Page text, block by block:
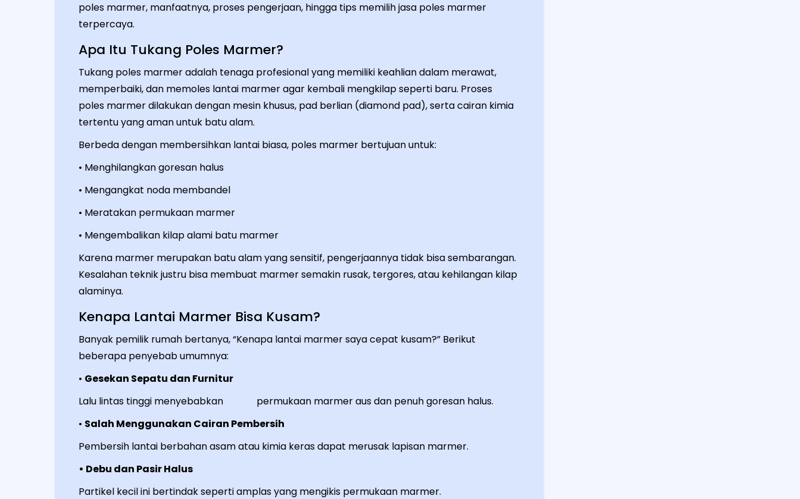
poles marmer, manfaatnya, proses pengerjaan, hingga tips memilih jasa poles marmer
terpercaya.
Apa Itu Tukang Poles Marmer?
Tukang poles marmer adalah tenaga profesional yang memiliki keahlian dalam merawat,
memperbaiki, dan memoles lantai marmer agar kembali mengkilap seperti baru. Proses
poles marmer dilakukan dengan mesin khusus, pad berlian (diamond pad), serta cairan kimia
tertentu yang aman untuk batu alam.
Berbeda dengan membersihkan lantai biasa, poles marmer bertujuan untuk:
• Menghilangkan goresan halus
• Mengangkat noda membandel
• Meratakan permukaan marmer
• Mengembalikan kilap alami batu marmer
Karena marmer merupakan batu alam yang sensitif, pengerjaannya tidak bisa sembarangan.
Kesalahan teknik justru bisa membuat marmer semakin rusak, tergores, atau kehilangan kilap
alaminya.
Kenapa Lantai Marmer Bisa Kusam?
Banyak pemilik rumah bertanya, “Kenapa lantai marmer saya cepat kusam?” Berikut
beberapa penyebab umumnya:
• Gesekan Sepatu dan Furnitur
Lalu lintas tinggi menyebabkan permukaan marmer aus dan penuh goresan halus.
• Salah Menggunakan Cairan Pembersih
Pembersih lantai berbahan asam atau kimia keras dapat merusak lapisan marmer.
• Debu dan Pasir Halus
Partikel kecil ini bertindak seperti amplas yang mengikis permukaan marmer.